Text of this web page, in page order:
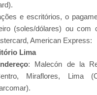
e escritórios, o
(soles/dólares) ou com
American Express:
Lima
: Malecón de la
Miraflores, Lima